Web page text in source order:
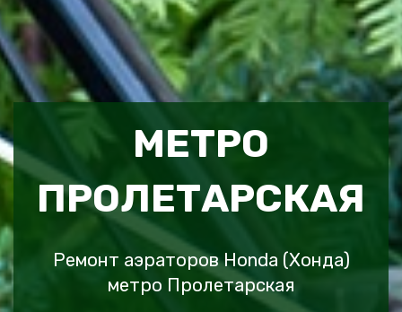
МЕТРО
ПРОЛЕТАРСКАЯ
Ремонт аэраторов Honda (Хонда)
метро Пролетарская